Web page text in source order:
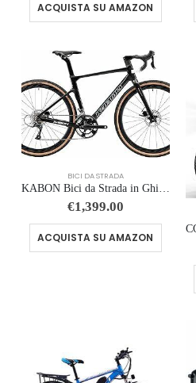
ACQUISTA SU AMAZON
BICI DA STRADA
€1,399.00
ACQUISTA SU AMAZON